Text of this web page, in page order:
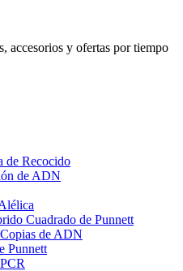
accesorios y ofertas por tiempo
de Recocido
de ADN
Cuadrado de Punnett
de ADN
Punnett